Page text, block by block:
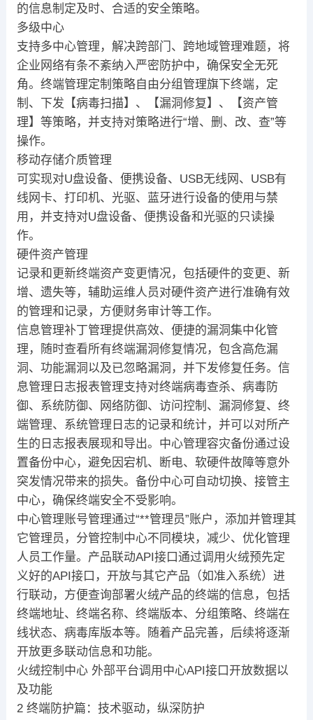
的信息制定及时、合适的安全策略。
多级中心
支持多中心管理，解决跨部门、跨地域管理难题，将
企业网络有条不紊纳入严密防护中，确保安全无死
角。终端管理定制策略自由分组管理旗下终端，定
制、下发【病毒扫描】、【漏洞修复】、【资产管
理】等策略，并支持对策略进行“增、删、改、查”等
操作。
移动存储介质管理
可实现对U盘设备、便携设备、USB无线网、USB有
线网卡、打印机、光驱、蓝牙进行设备的使用与禁
用，并支持对U盘设备、便携设备和光驱的只读操
作。
硬件资产管理
记录和更新终端资产变更情况，包括硬件的变更、新
增、遗失等，辅助运维人员对硬件资产进行准确有效
的管理和记录，方便财务审计等工作。
信息管理补丁管理提供高效、便捷的漏洞集中化管
理，随时查看所有终端漏洞修复情况，包含高危漏
洞、功能漏洞以及已忽略漏洞，并下发修复任务。信
息管理日志报表管理支持对终端病毒查杀、病毒防
御、系统防御、网络防御、访问控制、漏洞修复、终
端管理、系统管理日志的记录和统计，并可以对所产
生的日志报表展现和导出。中心管理容灾备份通过设
置备份中心，避免因宕机、断电、软硬件故障等意外
突发情况带来的损失。备份中心可自动切换、接管主
中心，确保终端安全不受影响。
中心管理账号管理通过“**管理员”账户，添加并管理其
它管理员，分管控制中心不同模块，减少、优化管理
人员工作量。产品联动API接口通过调用火绒预先定
义好的API接口，开放与其它产品（如准入系统）进
行联动，方便查询部署火绒产品的终端的信息，包括
终端地址、终端名称、终端版本、分组策略、终端在
线状态、病毒库版本等。随着产品完善，后续将逐渐
开放更多联动信息和功能。
火绒控制中心 外部平台调用中心API接口开放数据以
及功能
2 终端防护篇：技术驱动，纵深防护